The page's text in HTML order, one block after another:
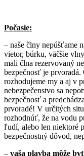
Počasie:
– naše člny nepúšťame
vietor, búrku, väčšie
mali člna rezervovaný
bezpečnosť je prvoradá.
rozhodujeme my a aj v
nebezpečenstvo sa
bezpečnosť a
prvoradé! V určitých
rozhodnúť, že na vodu
ľudí, alebo len niektoré
bezpečnostný dôvod,
– vaša plavba môže